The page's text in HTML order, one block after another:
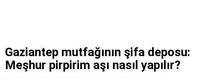
Gaziantep mutfağının şifa deposu:
Meşhur pirpirim aşı nasıl yapılır?